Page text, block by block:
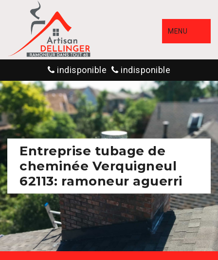
MENU
indisponible indisponible
Entreprise tubage de
cheminée Verquigneul
62113: ramoneur aguerri